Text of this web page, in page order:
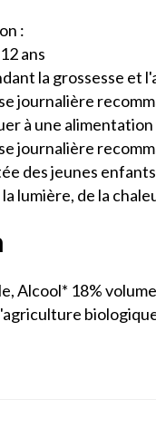
:
ans
la grossesse et
journalière
à une
journalière
des jeunes
lumière, de la
Alcool* 18%